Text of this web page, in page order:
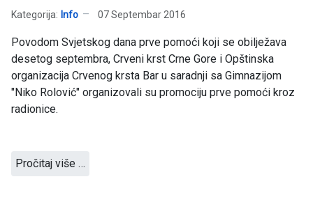
Kategorija: Info 07 Septembar 2016
Povodom Svjetskog dana prve pomoći koji se obilježava
desetog septembra, Crveni krst Crne Gore i Opštinska
organizacija Crvenog krsta Bar u saradnji sa Gimnazijom
"Niko Rolović" organizovali su promociju prve pomoći kroz
radionice.
Pročitaj više …